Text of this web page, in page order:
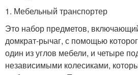
1. Мебельный транспортер
Это набор предметов,
домкрат-рычаг, с помощью
один из углов мебели, и четыре
независимыми колесиками,